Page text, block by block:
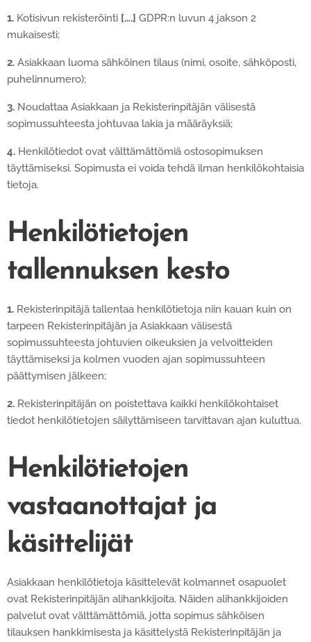
1. Kotisivun rekisteröinti [….] GDPR:n luvun 4 jakson 2
mukaisesti;
2. Asiakkaan luoma sähköinen tilaus (nimi, osoite, sähköposti,
puhelinnumero);
3. Noudattaa Asiakkaan ja Rekisterinpitäjän välisestä
sopimussuhteesta johtuvaa lakia ja määräyksiä;
4. Henkilötiedot ovat välttämättömiä ostosopimuksen
täyttämiseksi. Sopimusta ei voida tehdä ilman henkilökohtaisia
tietoja.
Henkilötietojen
tallennuksen kesto
1. Rekisterinpitäjä tallentaa henkilötietoja niin kauan kuin on
tarpeen Rekisterinpitäjän ja Asiakkaan välisestä
sopimussuhteesta johtuvien oikeuksien ja velvoitteiden
täyttämiseksi ja kolmen vuoden ajan sopimussuhteen
päättymisen jälkeen;
2. Rekisterinpitäjän on poistettava kaikki henkilökohtaiset
tiedot henkilötietojen säilyttämiseen tarvittavan ajan kuluttua.
Henkilötietojen
vastaanottajat ja
käsittelijät
Asiakkaan henkilötietoja käsittelevät kolmannet osapuolet
ovat Rekisterinpitäjän alihankkijoita. Näiden alihankkijoiden
palvelut ovat välttämättömiä, jotta sopimus sähköisen
tilauksen hankkimisesta ja käsittelystä Rekisterinpitäjän ja